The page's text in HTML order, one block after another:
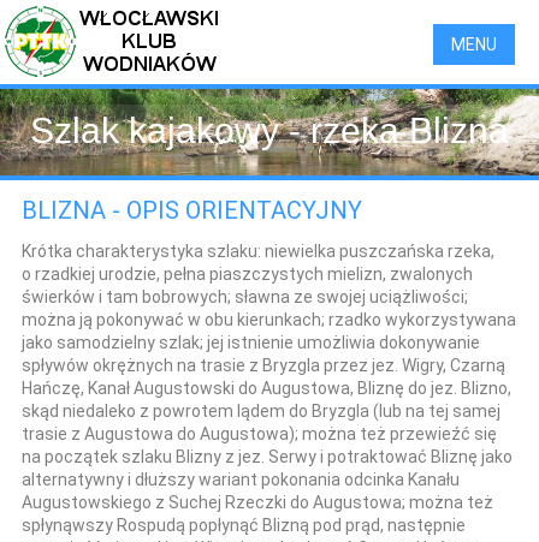
MENU
Szlak kajakowy - rzeka Blizna
BLIZNA - OPIS ORIENTACYJNY
Krótka charakterystyka szlaku: niewielka puszczańska rzeka,
o rzadkiej urodzie, pełna piaszczystych mielizn, zwalonych
świerków i tam bobrowych; sławna ze swojej uciążliwości;
można ją pokonywać w obu kierunkach; rzadko wykorzystywana
jako samodzielny szlak; jej istnienie umożliwia dokonywanie
spływów okrężnych na trasie z Bryzgla przez jez. Wigry, Czarną
Hańczę, Kanał Augustowski do Augustowa, Bliznę do jez. Blizno,
skąd niedaleko z powrotem lądem do Bryzgla (lub na tej samej
trasie z Augustowa do Augustowa); można też przewieźć się
na początek szlaku Blizny z jez. Serwy i potraktować Bliznę jako
alternatywny i dłuższy wariant pokonania odcinka Kanału
Augustowskiego z Suchej Rzeczki do Augustowa; można też
spłynąwszy Rospudą popłynąć Blizną pod prąd, następnie